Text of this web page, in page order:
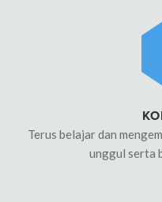
Terus belajar dan
unggul serta